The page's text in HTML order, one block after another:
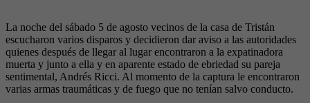
La noche del sábado 5 de agosto vecinos de la casa de Tristán
escucharon varios disparos y decidieron dar aviso a las autoridades
quienes después de llegar al lugar encontraron a la expatinadora
muerta y junto a ella y en aparente estado de ebriedad su pareja
sentimental, Andrés Ricci. Al momento de la captura le encontraron
varias armas traumáticas y de fuego que no tenían salvo conducto.